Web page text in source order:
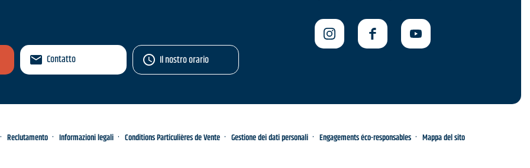
Contatto Il nostro orario
Reclutamento Informazioni legali Conditions Particulières de Vente Gestione dei dati personali Engagements éco-responsables Mappa del sito